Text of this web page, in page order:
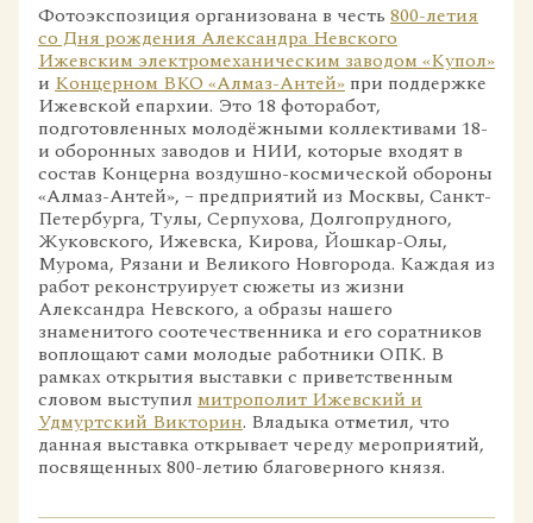
Фотоэкспозиция организована в честь 800-летия
со Дня рождения Александра Невского
Ижевским электромеханическим заводом «Купол»
и Концерном ВКО «Алмаз-Антей» при поддержке
Ижевской епархии. Это 18 фоторабот,
подготовленных молодёжными коллективами 18-
и оборонных заводов и НИИ, которые входят в
состав Концерна воздушно-космической обороны
«Алмаз-Антей», – предприятий из Москвы, Санкт-
Петербурга, Тулы, Серпухова, Долгопрудного,
Жуковского, Ижевска, Кирова, Йошкар-Олы,
Мурома, Рязани и Великого Новгорода. Каждая из
работ реконструирует сюжеты из жизни
Александра Невского, а образы нашего
знаменитого соотечественника и его соратников
воплощают сами молодые работники ОПК. В
рамках открытия выставки с приветственным
словом выступил митрополит Ижевский и
Удмуртский Викторин. Владыка отметил, что
данная выставка открывает череду мероприятий,
посвященных 800-летию благоверного князя.